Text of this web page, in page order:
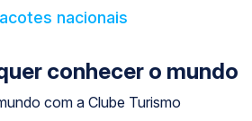
nacionais
conhecer o mundo
com a Clube Turismo